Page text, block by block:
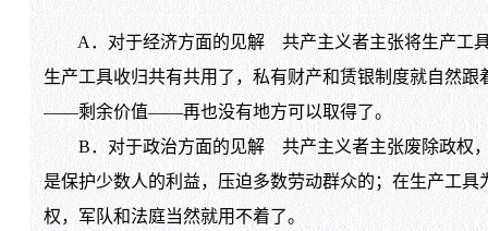
A．对于经济方面的见解 共产主义者主张将生产工
生产工具收归共有共用了，私有财产和赁银制度就自然
——剩余价值——再也没有地方可以取得了。
B．对于政治方面的见解 共产主义者主张废除政权，
是保护少数人的利益，压迫多数劳动群众的；在生产工
权，军队和法庭当然就用不着了。